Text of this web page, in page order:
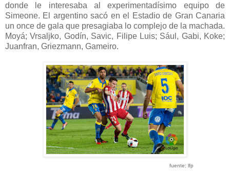
donde le interesaba al experimentadísimo equipo de
Simeone. El argentino sacó en el Estadio de Gran Canaria
un once de gala que presagiaba lo complejo de la machada.
Moyá; Vrsaljko, Godín, Savic, Filipe Luis; Sául, Gabi, Koke;
Juanfran, Griezmann, Gameiro.
fuente: lfp